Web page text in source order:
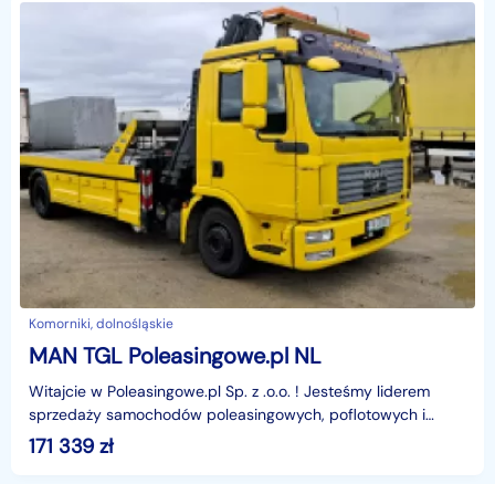
Komorniki, dolnośląskie
MAN TGL Poleasingowe.pl NL
Witajcie w Poleasingowe.pl Sp. z .o.o. ! Jesteśmy liderem
sprzedaży samochodów poleasingowych, poflotowych i
powindykacyjnych.Mamy dla was świetną okazję! Zobac
171 339 zł